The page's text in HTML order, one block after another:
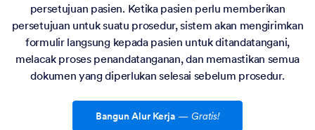
persetujuan pasien. Ketika pasien perlu memberikan
persetujuan untuk suatu prosedur, sistem akan mengirimkan
formulir langsung kepada pasien untuk ditandatangani,
melacak proses penandatanganan, dan memastikan semua
dokumen yang diperlukan selesai sebelum prosedur.
Bangun Alur Kerja — Gratis!